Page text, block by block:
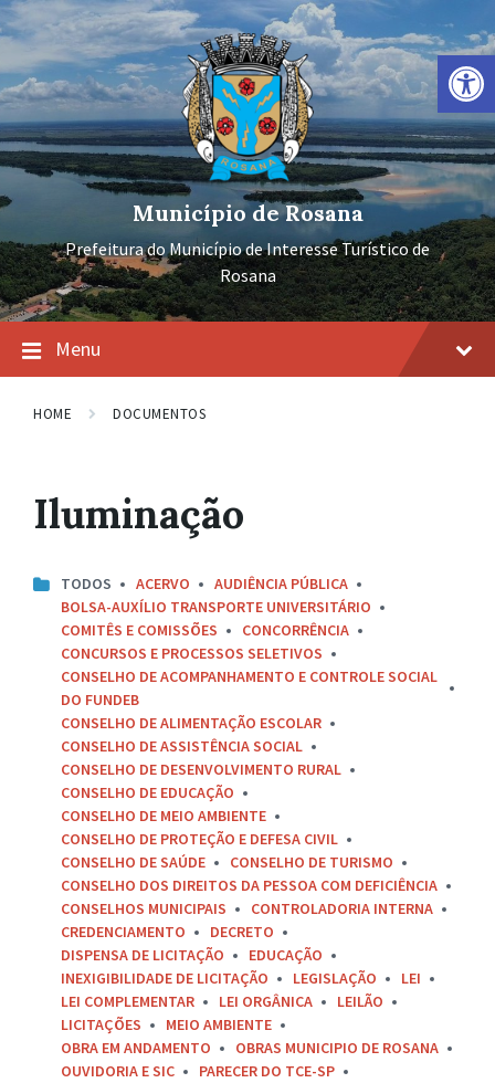
Barra de Ferramentas Aberta
Ir
para
conteúdo
Pular
para
navegação
principal
Pular
para
rodapé
Município de Rosana
Prefeitura do Município de Interesse Turístico de
Rosana
Menu
HOME DOCUMENTOS
Iluminação
TODOS ACERVO
AUDIÊNCIA PÚBLICA
BOLSA-AUXÍLIO TRANSPORTE UNIVERSITÁRIO
COMITÊS E COMISSÕES
CONCORRÊNCIA
CONCURSOS E PROCESSOS SELETIVOS
CONSELHO DE ACOMPANHAMENTO E CONTROLE SOCIAL
DO FUNDEB
CONSELHO DE ALIMENTAÇÃO ESCOLAR
CONSELHO DE ASSISTÊNCIA SOCIAL
CONSELHO DE DESENVOLVIMENTO RURAL
CONSELHO DE EDUCAÇÃO
CONSELHO DE MEIO AMBIENTE
CONSELHO DE PROTEÇÃO E DEFESA CIVIL
CONSELHO DE SAÚDE
CONSELHO DE TURISMO
CONSELHO DOS DIREITOS DA PESSOA COM DEFICIÊNCIA
CONSELHOS MUNICIPAIS
CONTROLADORIA INTERNA
CREDENCIAMENTO
DECRETO
DISPENSA DE LICITAÇÃO
EDUCAÇÃO
INEXIGIBILIDADE DE LICITAÇÃO
LEGISLAÇÃO
LEI
LEI COMPLEMENTAR
LEI ORGÂNICA
LEILÃO
LICITAÇÕES
MEIO AMBIENTE
OBRA EM ANDAMENTO
OBRAS MUNICIPIO DE ROSANA
OUVIDORIA E SIC
PARECER DO TCE-SP